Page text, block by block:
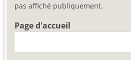
pas affiché publiquement.
Page d'accueil